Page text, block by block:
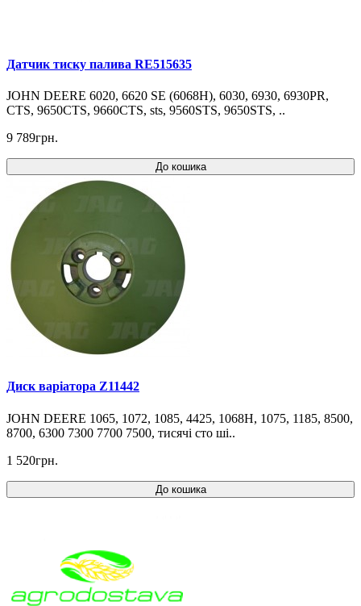
Датчик тиску палива RE515635
JOHN DEERE 6020, 6620 SE (6068H), 6030, 6930, 6930PR,
CTS, 9650CTS, 9660CTS, sts, 9560STS, 9650STS, ..
9 789грн.
До кошика
Диск варіатора Z11442
JOHN DEERE 1065, 1072, 1085, 4425, 1068H, 1075, 1185, 8500,
8700, 6300 7300 7700 7500, тисячі сто ші..
1 520грн.
До кошика